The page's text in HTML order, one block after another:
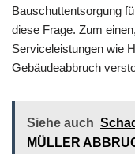
Bauschuttentsorgung
diese Frage. Zum
Serviceleistungen wie
Gebäudeabbruch
Siehe auch
MÜLLER